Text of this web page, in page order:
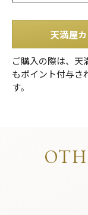
天満屋
ご購入の際は、天
もポイント付与さ
す。